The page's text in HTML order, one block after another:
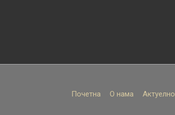
Почетна О нама Актуелно